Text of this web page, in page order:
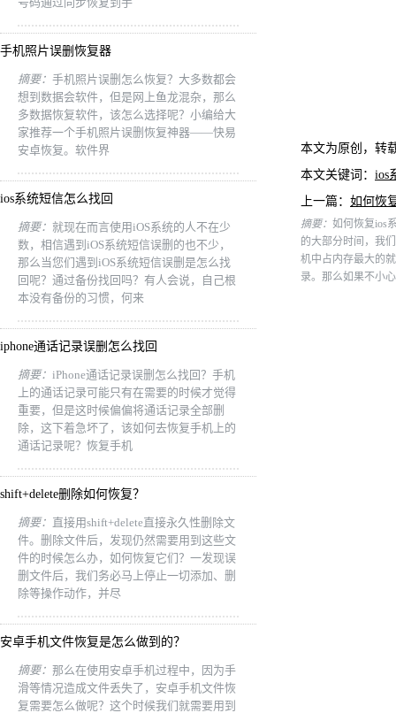
手机照片误删恢复器
摘要： 手机照片误删怎么恢复？大多数都会
想到数据会软件，但是网上鱼龙混杂，那么
多数据恢复软件，该怎么选择呢？小编给大
家推荐一个手机照片误删恢复神器——快易
安卓恢复。软件界
ios系统短信怎么找回
摘要： 就现在而言使用iOS系统的人不在少
数，相信遇到iOS系统短信误删的也不少，
那么当您们遇到iOS系统短信误删是怎么找
回呢？通过备份找回吗？有人会说，自己根
本没有备份的习惯，何来
iphone通话记录误删怎么找回
摘要： iPhone通话记录误删怎么找回？手机
上的通话记录可能只有在需要的时候才觉得
重要，但是这时候偏偏将通话记录全部删
除，这下着急坏了，该如何去恢复手机上的
通话记录呢？恢复手机
shift+delete删除如何恢复？
摘要： 直接用shift+delete直接永久性删除文
件。删除文件后，发现仍然需要用到这些文
件的时候怎么办，如何恢复它们？一发现误
删文件后，我们务必马上停止一切添加、删
除等操作动作，并尽
安卓手机文件恢复是怎么做到的？
摘要： 那么在使用安卓手机过程中，因为手
滑等情况造成文件丢失了，安卓手机文件恢
复需要怎么做呢？这个时候我们就需要用到
本文为原创，转
本文关键词： ios
上一篇： 如何恢
摘要： 如何恢复ios
的大部分时间，我
机中占内存最大的
录。那么如果不小